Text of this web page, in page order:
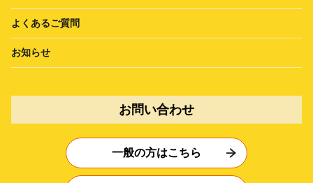
よくあるご質問
お知らせ
お問い合わせ
一般の方はこちら